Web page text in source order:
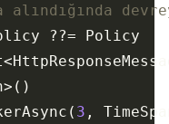
alındığında
3 ,